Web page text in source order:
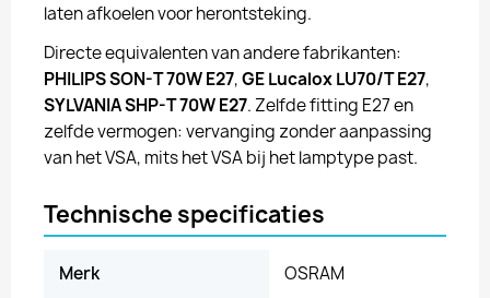
laten afkoelen voor herontsteking.
Directe equivalenten van andere fabrikanten:
PHILIPS SON-T 70W E27,GE Lucalox LU70/T E27,
SYLVANIA SHP-T 70W E27. Zelfde fitting E27 en
zelfde vermogen: vervanging zonder aanpassing
van het VSA, mits het VSA bij het lamptype past.
Technische specificaties
Merk OSRAM